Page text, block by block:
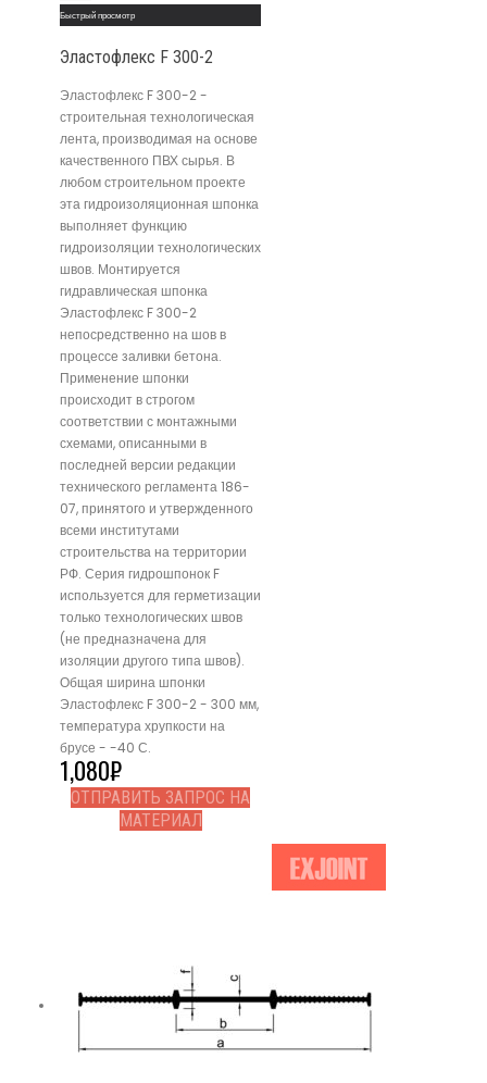
Быстрый просмотр
Эластофлекс F 300-2
Эластофлекс F 300-2 -
строительная технологическая
лента, производимая на основе
качественного ПВХ сырья. В
любом строительном проекте
эта гидроизоляционная шпонка
выполняет функцию
гидроизоляции технологических
швов. Монтируется
гидравлическая шпонка
Эластофлекс F 300-2
непосредственно на шов в
процессе заливки бетона.
Применение шпонки
происходит в строгом
соответствии с монтажными
схемами, описанными в
последней версии редакции
технического регламента 186-
07, принятого и утвержденного
всеми институтами
строительства на территории
РФ. Серия гидрошпонок F
используется для герметизации
только технологических швов
(не предназначена для
изоляции другого типа швов).
Общая ширина шпонки
Эластофлекс F 300-2 - 300 мм,
температура хрупкости на
брусе - -40 С.
1,080₽
ОТПРАВИТЬ ЗАПРОС НА
МАТЕРИАЛ